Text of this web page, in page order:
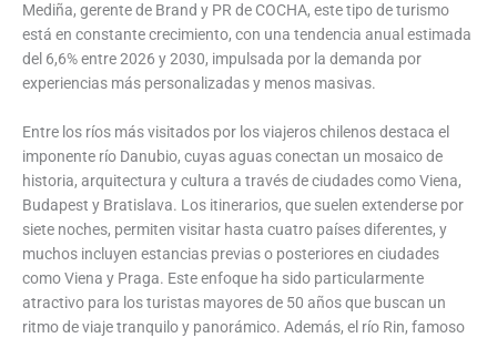
Mediña, gerente de Brand y PR de COCHA, este tipo de turismo
está en constante crecimiento, con una tendencia anual estimada
del 6,6% entre 2026 y 2030, impulsada por la demanda por
experiencias más personalizadas y menos masivas.
Entre los ríos más visitados por los viajeros chilenos destaca el
imponente río Danubio, cuyas aguas conectan un mosaico de
historia, arquitectura y cultura a través de ciudades como Viena,
Budapest y Bratislava. Los itinerarios, que suelen extenderse por
siete noches, permiten visitar hasta cuatro países diferentes, y
muchos incluyen estancias previas o posteriores en ciudades
como Viena y Praga. Este enfoque ha sido particularmente
atractivo para los turistas mayores de 50 años que buscan un
ritmo de viaje tranquilo y panorámico. Además, el río Rin, famoso